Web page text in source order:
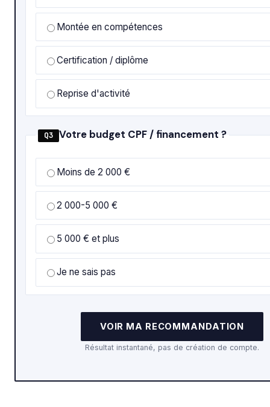
Montée en compétences
Certification / diplôme
Reprise d'activité
Q3 Votre budget CPF / financement ?
Moins de 2 000 €
2 000-5 000 €
5 000 € et plus
Je ne sais pas
VOIR MA RECOMMANDATION
Résultat instantané, pas de création de compte.